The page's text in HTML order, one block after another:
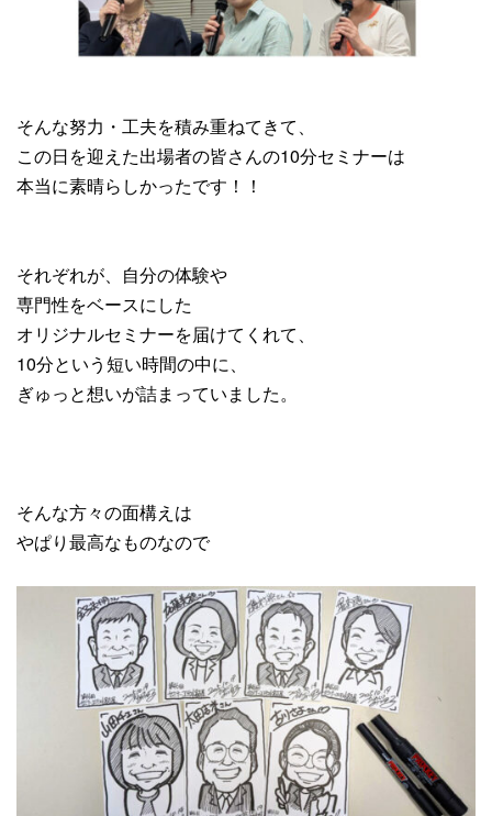
そんな努力・工夫を積み重ねてきて、
この日を迎えた出場者の皆さんの10分セミナーは
本当に素晴らしかったです！！
それぞれが、自分の体験や
専門性をベースにした
オリジナルセミナーを届けてくれて、
10分という短い時間の中に、
ぎゅっと想いが詰まっていました。
そんな方々の面構えは
やぱり最高なものなので